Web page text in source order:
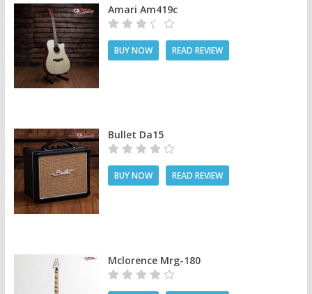
Amari Am419c
BUY NOW READ REVIEW
Bullet Da15
BUY NOW READ REVIEW
Mclorence Mrg-180